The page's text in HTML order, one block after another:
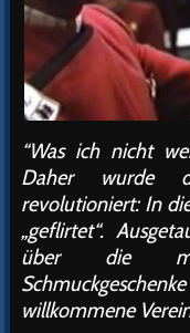
“Was ich nicht
Daher wurde
revolutioniert: In
„geflirtet“.
über die
willkommene